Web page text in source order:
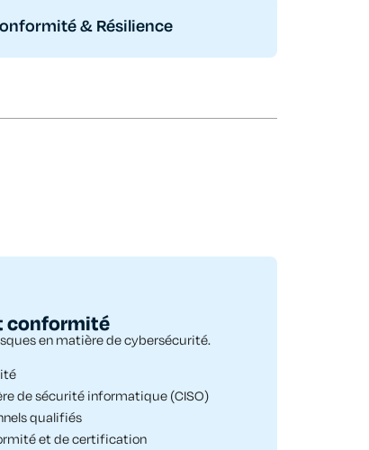
& Résilience
conformité
en matière de cybersécurité.
de sécurité informatique (CISO)
qualifiés
et de certification